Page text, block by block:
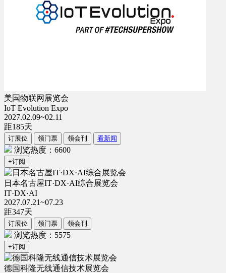
美国物联网展览会
IoT Evolution Expo
2027.02.09~02.11
距185天
订展位 领门票 领会刊 看新闻
浏览热度：6600
+订阅
日本名古屋IT·DX·AI综合展览会
IT·DX·AI
2027.07.21~07.23
距347天
订展位 领门票 领会刊
浏览热度：5575
+订阅
德国科隆无线通信技术展览会